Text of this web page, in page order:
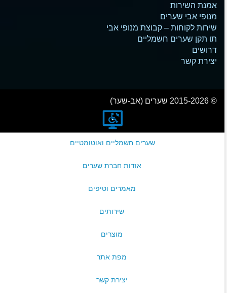
אמנת השירות
מנופי אבי שערים
שירות לקוחות – קבוצת מנופי אבי
תו תקן שערים חשמליים
דרושים
יצירת קשר
© 2015-2026 שערים (אב-שער)
שערים חשמליים ואוטומטיים
אודות חברת שערים
מאמרים וטיפים
שירותים
מוצרים
מפת אתר
יצירת קשר